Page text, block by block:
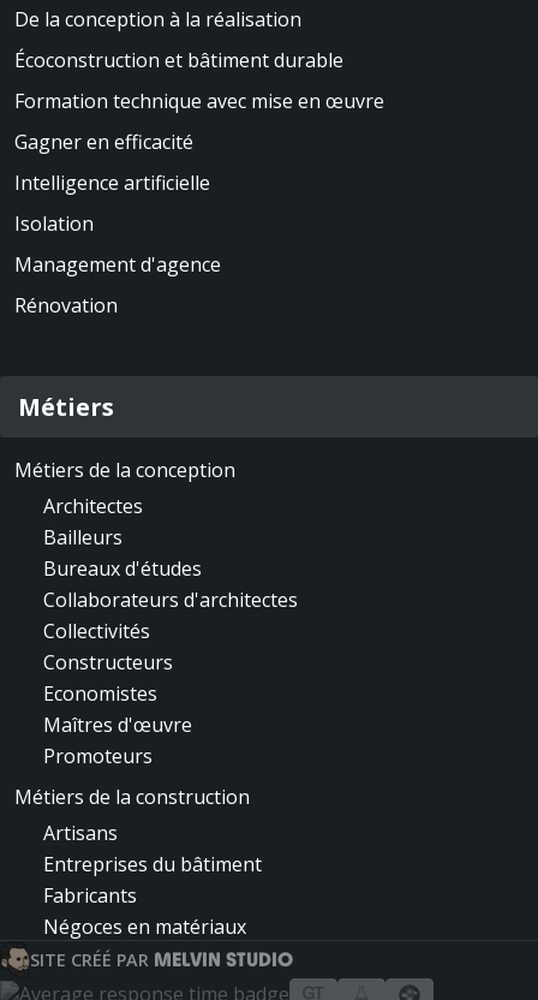
De la conception à la réalisation
Écoconstruction et bâtiment durable
Formation technique avec mise en œuvre
Gagner en efficacité
Intelligence artificielle
Isolation
Management d'agence
Rénovation
Métiers
Métiers de la conception
Architectes
Bailleurs
Bureaux d'études
Collaborateurs d'architectes
Collectivités
Constructeurs
Economistes
Maîtres d'œuvre
Promoteurs
Métiers de la construction
Artisans
Entreprises du bâtiment
Fabricants
Négoces en matériaux
SITE CRÉÉ PAR MELVIN STUDIO